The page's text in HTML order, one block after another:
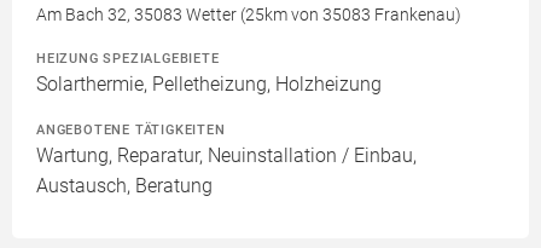
Am Bach 32, 35083 Wetter (25km von 35083 Frankenau)
HEIZUNG SPEZIALGEBIETE
Solarthermie, Pelletheizung, Holzheizung
ANGEBOTENE TÄTIGKEITEN
Wartung, Reparatur, Neuinstallation / Einbau,
Austausch, Beratung